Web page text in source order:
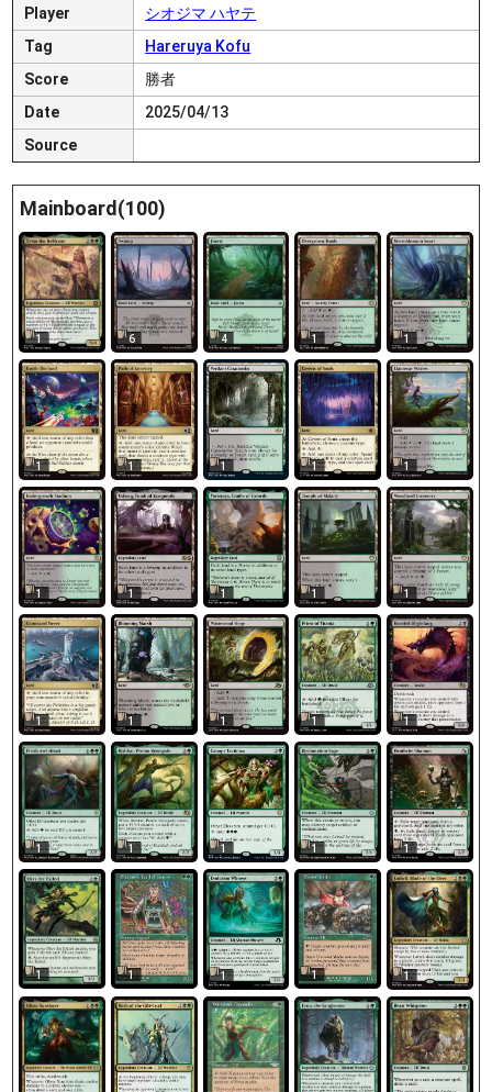
Player
シオジマ ハヤテ
Tag
Hareruya Kofu
Score
勝者
Date
2025/04/13
Source
Mainboard(100)
1 6 4 1 1
1 1 1 1 1
1 1 1 1 1
1 1 1 1 1
1 1 1 1 1
1 1 1 1 1